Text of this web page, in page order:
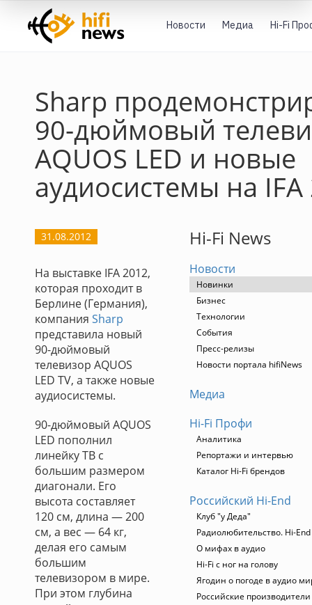
Новости Медиа Hi-Fi
Sharp
90-дюймовый
AQUOS LED и новые
аудиосистемы на IFA
31.08.2012
На выставке IFA 2012,
которая проходит в
Берлине (Германия),
компания Sharp
представила новый
90-дюймовый
телевизор AQUOS
LED TV, а также новые
аудиосистемы.
90-дюймовый AQUOS
LED пополнил
линейку ТВ с
большим размером
диагонали. Его
высота составляет
120 см, длина — 200
см, а вес — 64 кг,
делая его самым
большим
телевизором в мире.
При этом глубина
Hi-Fi News
Новости
Новинки
Бизнес
Технологии
События
Пресс-релизы
Новости портала hifiNews
Медиа
Hi-Fi Профи
Аналитика
Репортажи и интервью
Каталог Hi-Fi брендов
Российский Hi-End
Клуб "у Деда"
Радиолюбительство. Hi-End
О мифах в аудио
Hi-Fi с ног на голову
Ягодин о погоде в аудио
Российские производители